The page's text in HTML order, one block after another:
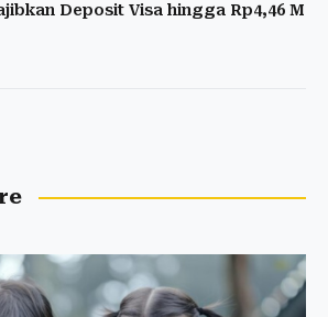
Deposit Visa hingga Rp4,46 M